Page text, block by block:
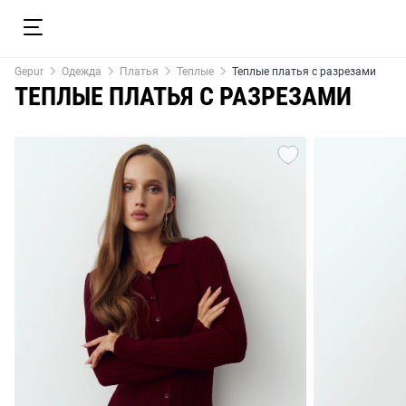
Gepur Одежда Платья Теплые Теплые платья с разрезами
ТЕПЛЫЕ ПЛАТЬЯ С РАЗРЕЗАМИ